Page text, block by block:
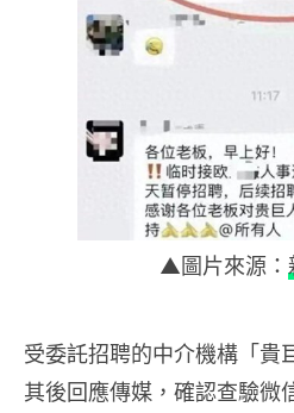
▲圖片來源：
受委託招聘的中介機構「貴
其後回應傳媒，確認查驗微